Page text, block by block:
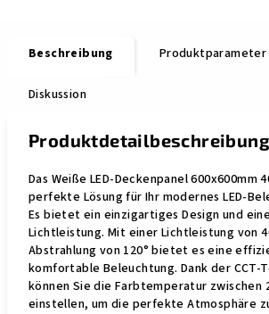
Beschreibung Produktparameter
Diskussion
Produktdetailbeschreibung
Das Weiße LED-Deckenpanel 600x600mm
perfekte Lösung für Ihr modernes LED-
Es bietet ein einzigartiges Design und
Lichtleistung. Mit einer Lichtleistung von
Abstrahlung von 120° bietet es eine
komfortable Beleuchtung. Dank der CCT-
können Sie die Farbtemperatur zwischen
einstellen, um die perfekte Atmosphäre